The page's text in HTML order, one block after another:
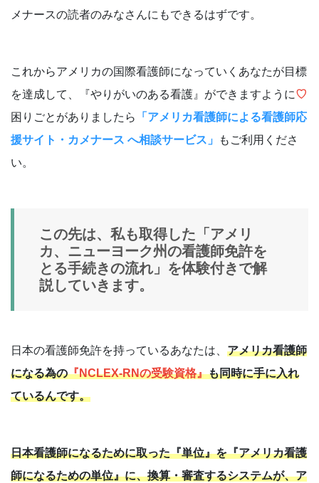
メナースの読者のみなさんにもできるはずです。
これからアメリカの国際看護師になっていくあなたが目標
を達成して、『やりがいのある看護』ができますように♡
困りごとがありましたら
「アメリカ看護師による看護師応
援サイト・カメナース へ相談サービス」
もご利用くださ
い。
この先は、私も取得した「アメリ
カ、ニューヨーク州の看護師免許を
とる手続きの流れ」を体験付きで解
説していきます。
日本の看護師免許を持っているあなたは、 アメリカ看護師
になる為の『NCLEX-RNの受験資格』も同時に手に入れ
ているんです。
日本看護師になるために取った『単位』を『アメリカ看護
師になるための単位』に、換算・審査するシステムが、ア